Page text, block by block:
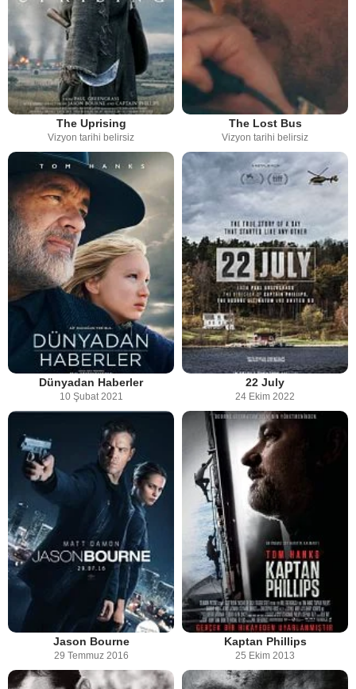
The Uprising
Vizyon tarihi belirsiz
The Lost Bus
Vizyon tarihi belirsiz
Dünyadan Haberler
10 Şubat 2021
22 July
24 Ekim 2022
Jason Bourne
29 Temmuz 2016
Kaptan Phillips
25 Ekim 2013